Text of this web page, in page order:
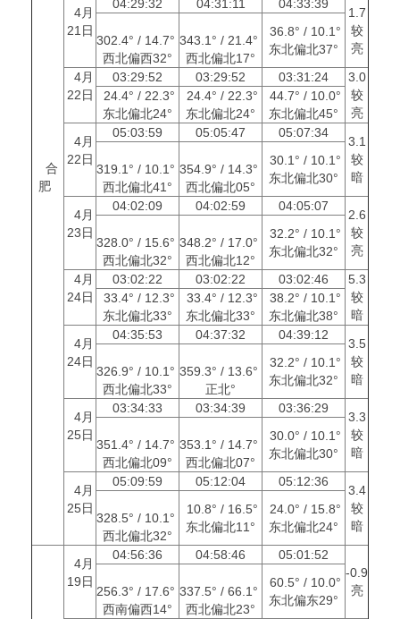
合
肥
4月
21日
04:29:32 04:31:11 04:33:39
1.7
较
亮
302.4° / 14.7°
西北偏西32°
343.1° / 21.4°
西北偏北17°
36.8° / 10.1°
东北偏北37°
4月
22日
03:29:52 03:29:52 03:31:24
3.0
较
亮
24.4° / 22.3°
东北偏北24°
24.4° / 22.3°
东北偏北24°
44.7° / 10.0°
东北偏北45°
4月
22日
05:03:59 05:05:47 05:07:34
3.1
较
暗
319.1° / 10.1°
西北偏北41°
354.9° / 14.3°
西北偏北05°
30.1° / 10.1°
东北偏北30°
4月
23日
04:02:09 04:02:59 04:05:07
2.6
较
亮
328.0° / 15.6°
西北偏北32°
348.2° / 17.0°
西北偏北12°
32.2° / 10.1°
东北偏北32°
4月
24日
03:02:22 03:02:22 03:02:46
5.3
较
暗
33.4° / 12.3°
东北偏北33°
33.4° / 12.3°
东北偏北33°
38.2° / 10.1°
东北偏北38°
4月
24日
04:35:53 04:37:32 04:39:12
3.5
较
暗
326.9° / 10.1°
西北偏北33°
359.3° / 13.6°
正北°
32.2° / 10.1°
东北偏北32°
4月
25日
03:34:33 03:34:39 03:36:29
3.3
较
暗
351.4° / 14.7°
西北偏北09°
353.1° / 14.7°
西北偏北07°
30.0° / 10.1°
东北偏北30°
4月
25日
05:09:59 05:12:04 05:12:36
3.4
较
暗
328.5° / 10.1°
西北偏北32°
10.8° / 16.5°
东北偏北11°
24.0° / 15.8°
东北偏北24°
4月
19日
04:56:36 04:58:46
05:01:52
-0.9
亮
256.3° / 17.6°
西南偏西14°
337.5° / 66.1°
西北偏北23°
60.5° / 10.0°
东北偏东29°